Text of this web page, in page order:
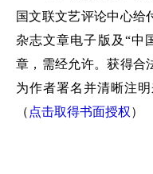
国文联文艺评论中心给
杂志文章电子版及“中
章，需经允许。获得合
为作者署名并清晰注
（ 点击取得书面授权）